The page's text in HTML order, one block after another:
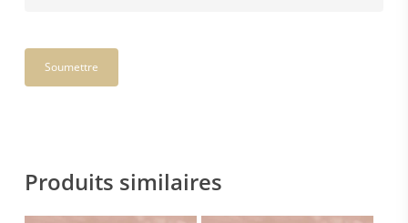
Produits similaires